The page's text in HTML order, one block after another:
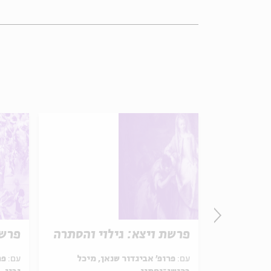
עם:
פרשת ויצא: גילוי והסתרה
עם: פרופ' אביגדור שנאן, מיכל